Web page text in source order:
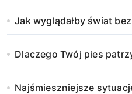
Jak wyglądałby świat
Dlaczego Twój pies
Najśmieszniejsze